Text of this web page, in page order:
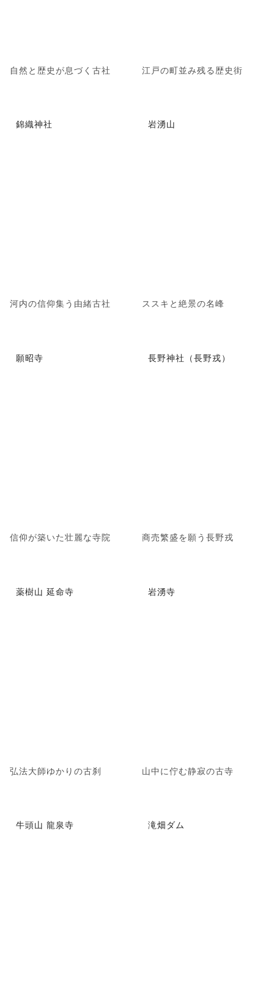
自然と歴史が息づく古社 江戸の町並み残る歴史街
錦織神社
河内の信仰集う由緒古社
岩湧山
ススキと絶景の名峰
願昭寺
信仰が築いた壮麗な寺院
長野神社（長野戎）
商売繁盛を願う長野戎
薬樹山 延命寺
弘法大師ゆかりの古刹
岩湧寺
山中に佇む静寂の古寺
牛頭山 龍泉寺 滝畑ダム